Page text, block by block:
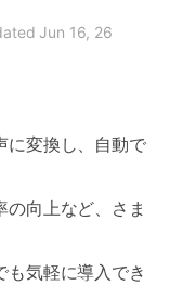
Jun 16, 26
に変換し、自動で
向上など、さま
も気軽に導入でき